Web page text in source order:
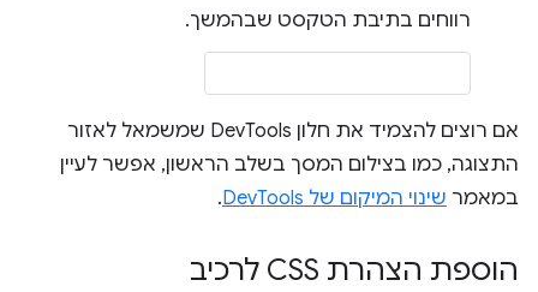
רווחים בתיבת הטקסט שבהמשך.
אם רוצים להצמיד את חלון DevTools שמשמאל לאזור
התצוגה, כמו בצילום המסך בשלב הראשון, אפשר לעיין
במאמר שינוי המיקום של DevTools .
הוספת הצהרת CSS לרכיב